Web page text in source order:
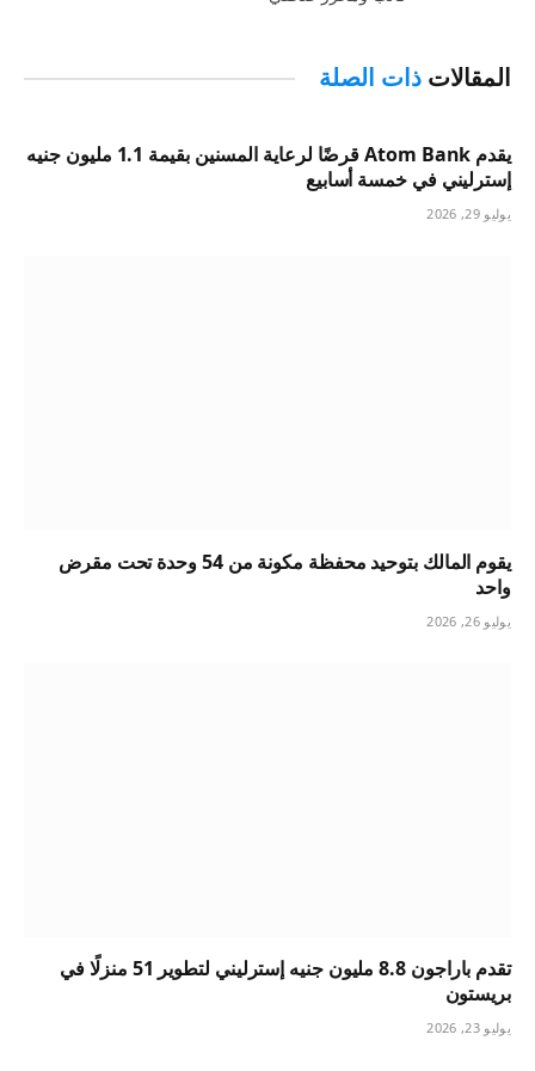
المقالات ذات الصلة
يقدم Atom Bank قرضًا لرعاية المسنين بقيمة 1.1 مليون جنيه
إسترليني في خمسة أسابيع
يوليو 29, 2026
يقوم المالك بتوحيد محفظة مكونة من 54 وحدة تحت مقرض
واحد
يوليو 26, 2026
تقدم باراجون 8.8 مليون جنيه إسترليني لتطوير 51 منزلًا في
بريستون
يوليو 23, 2026